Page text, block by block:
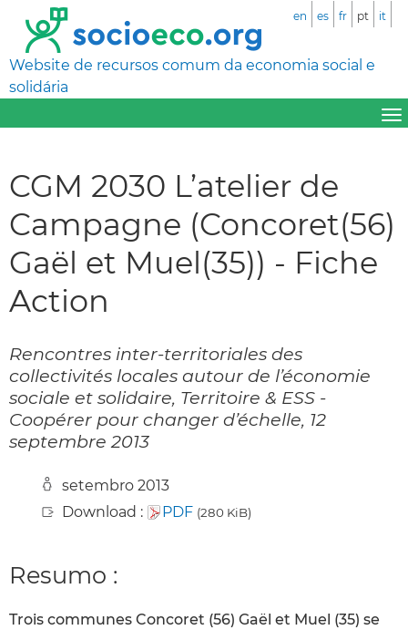
Website de recursos comum da economia social e
solidária
en es fr pt it
CGM 2030 L’atelier de
Campagne (Concoret(56)
Gaël et Muel(35)) - Fiche
Action
Rencontres inter-territoriales des
collectivités locales autour de l’économie
sociale et solidaire, Territoire & ESS -
Coopérer pour changer d’échelle, 12
septembre 2013
setembro 2013
Download :
PDF (280 KiB)
Resumo :
Trois communes Concoret (56) Gaël et Muel (35) se